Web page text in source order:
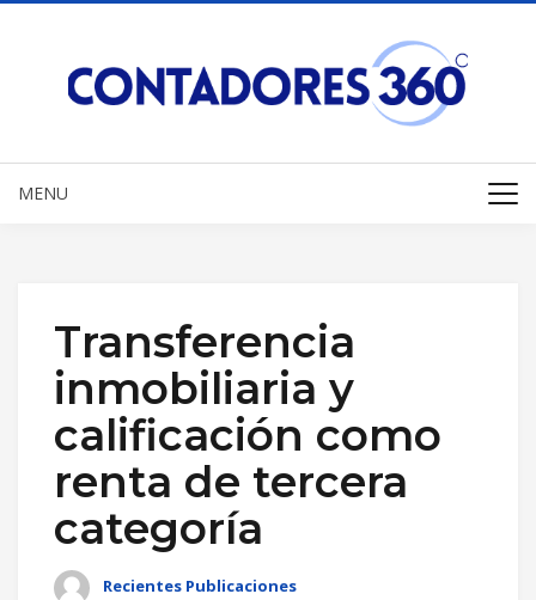
MENU
Transferencia
inmobiliaria y
calificación como
renta de tercera
categoría
Recientes Publicaciones